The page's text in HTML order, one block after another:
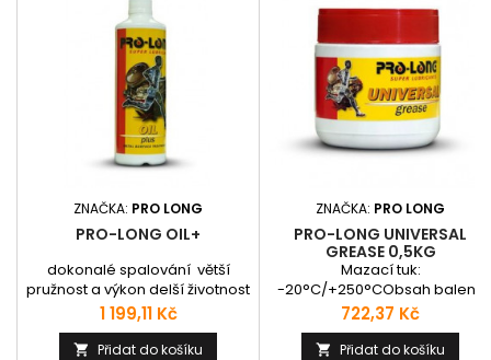
ZNAČKA: PRO LONG
PRO-LONG OIL+
dokonalé spalování větší
pružnost a výkon delší životnost
součástí nižší hlučnost nižší
spotřebu PHM klidnější a čistší
chod snazší studené starty
Cena
1 199,11 Kč
 Přidat do košíku
ZNAČKA: PRO LONG
PRO-LONG UNIVERSAL
GREASE 0,5KG
Mazací tuk:
-20°C/+250°CObsah balení:
500 g
Cena
722,37 Kč
 Přidat do košíku